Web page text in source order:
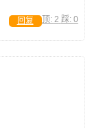
顶: 2 踩: 0
回复